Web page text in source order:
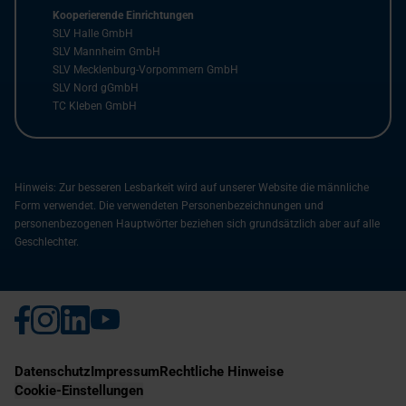
Kooperierende Einrichtungen
SLV Halle GmbH
SLV Mannheim GmbH
SLV Mecklenburg-Vorpommern GmbH
SLV Nord gGmbH
TC Kleben GmbH
Hinweis: Zur besseren Lesbarkeit wird auf unserer Website die männliche
Form verwendet. Die verwendeten Personenbezeichnungen und
personenbezogenen Hauptwörter beziehen sich grundsätzlich aber auf alle
Geschlechter.
DatenschutzImpressumRechtliche Hinweise
Cookie-Einstellungen